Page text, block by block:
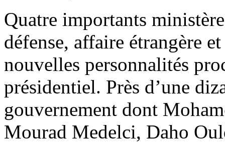
Quatre importants
défense, affaire étrangère
nouvelles personnalités
présidentiel. Près d’une
gouvernement dont
Mourad Medelci, Daho